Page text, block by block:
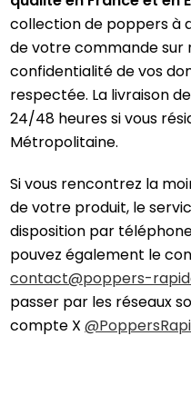
collection de poppers à
de votre commande sur
confidentialité de vos
respectée. La livraison
24/48 heures si vous
Métropolitaine.
Si vous rencontrez la
de votre produit, le
disposition par
pouvez également le
contact@poppers-
passer par les réseaux
compte X